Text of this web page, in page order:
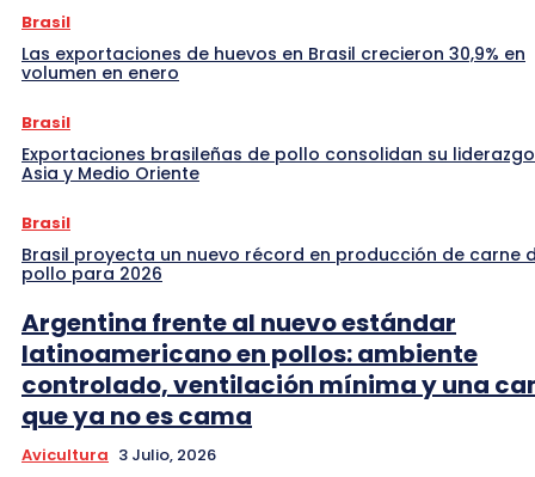
Brasil
Las exportaciones de huevos en Brasil crecieron 30,9% en
volumen en enero
Brasil
Exportaciones brasileñas de pollo consolidan su
Asia y Medio Oriente
Brasil
Brasil proyecta un nuevo récord en producción de carne
pollo para 2026
Argentina frente al nuevo estándar
latinoamericano en pollos: ambiente
controlado, ventilación mínima y una
que ya no es cama
Avicultura 3 Julio, 2026